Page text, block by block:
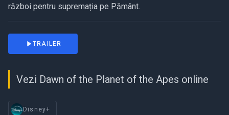
război pentru supremația pe Pământ.
TRAILER
Vezi Dawn of the Planet of the Apes online
Disney+